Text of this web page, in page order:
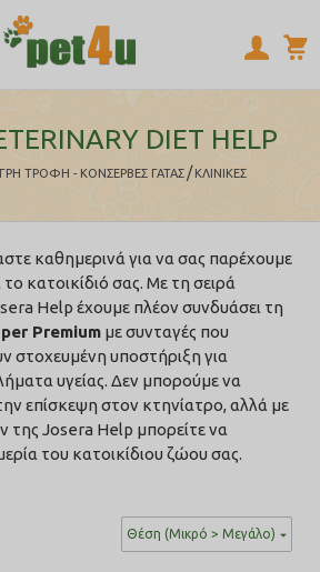
DIET HELP
ΤΡΟΦΗ - ΚΟΝΣΕΡΒΕΣ ΓΑΤΑΣ / ΚΛΙΝΙΚΕΣ
καθημερινά για να σας παρέχουμε
κατοικίδιό σας. Με τη σειρά
Help έχουμε πλέον συνδυάσει τη
Premium με συνταγές που
στοχευμένη υποστήριξη για
υγείας. Δεν μπορούμε να
επίσκεψη στον κτηνίατρο, αλλά με
της Josera Help μπορείτε να
του κατοικίδιου ζώου σας.
Θέση (Μικρό > Μεγάλο)